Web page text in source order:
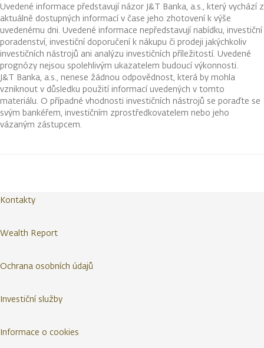
Uvedené informace představují názor J&T Banka, a.s., který vychází z
aktuálně dostupných informací v čase jeho zhotovení k výše
uvedenému dni. Uvedené informace nepředstavují nabídku, investiční
poradenství, investiční doporučení k nákupu či prodeji jakýchkoliv
investičních nástrojů ani analýzu investičních příležitostí. Uvedené
prognózy nejsou spolehlivým ukazatelem budoucí výkonnosti.
J&T Banka, a.s., nenese žádnou odpovědnost, která by mohla
vzniknout v důsledku použití informací uvedených v tomto
materiálu. O případné vhodnosti investičních nástrojů se poraďte se
svým bankéřem, investičním zprostředkovatelem nebo jeho
vázaným zástupcem.
Kontakty
Wealth Report
Ochrana osobních údajů
Investiční služby
Informace o cookies